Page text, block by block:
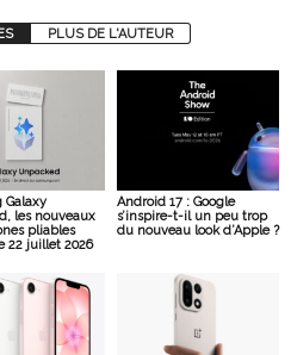
PLUS DE L'AUTEUR
Galaxy
les nouveaux
pliables
22 juillet 2026
Android 17 : Google
s’inspire-t-il un peu trop
du nouveau look d’Apple ?